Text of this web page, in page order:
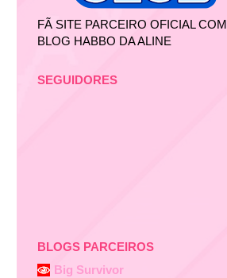
FÃ SITE PARCEIRO OFICIAL COM
BLOG HABBO DA ALINE
SEGUIDORES
BLOGS PARCEIROS
Big Survivor